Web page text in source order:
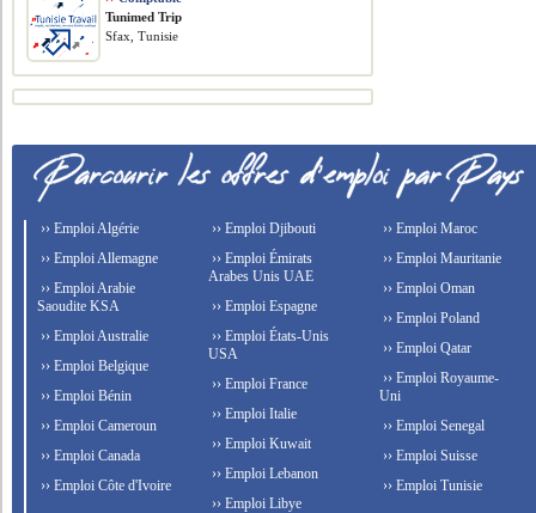
Tunimed Trip
Sfax, Tunisie
›› Emploi Algérie
›› Emploi Allemagne
›› Emploi Arabie
Saoudite KSA
›› Emploi Australie
›› Emploi Belgique
›› Emploi Bénin
›› Emploi Cameroun
›› Emploi Canada
›› Emploi Côte d'Ivoire
›› Emploi Djibouti
›› Emploi Émirats
Arabes Unis UAE
›› Emploi Espagne
›› Emploi États-Unis
USA
›› Emploi France
›› Emploi Italie
›› Emploi Kuwait
›› Emploi Lebanon
›› Emploi Libye
›› Emploi Maroc
›› Emploi Mauritanie
›› Emploi Oman
›› Emploi Poland
›› Emploi Qatar
›› Emploi Royaume-
Uni
›› Emploi Senegal
›› Emploi Suisse
›› Emploi Tunisie